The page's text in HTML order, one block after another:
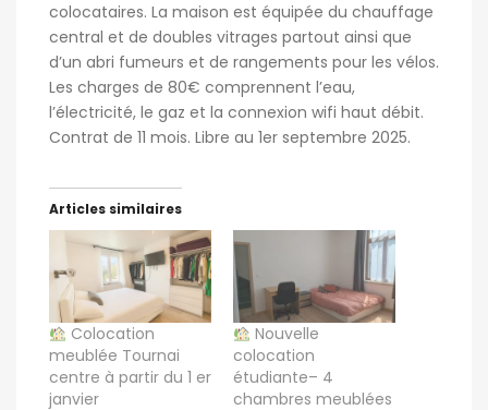
colocataires. La maison est équipée du chauffage
central et de doubles vitrages partout ainsi que
d’un abri fumeurs et de rangements pour les vélos.
Les charges de 80€ comprennent l’eau,
l’électricité, le gaz et la connexion wifi haut débit.
Contrat de 11 mois. Libre au 1er septembre 2025.
Articles similaires
Colocation
meublée Tournai
centre à partir du 1 er
janvier
Nouvelle
colocation
étudiante– 4
chambres meublées